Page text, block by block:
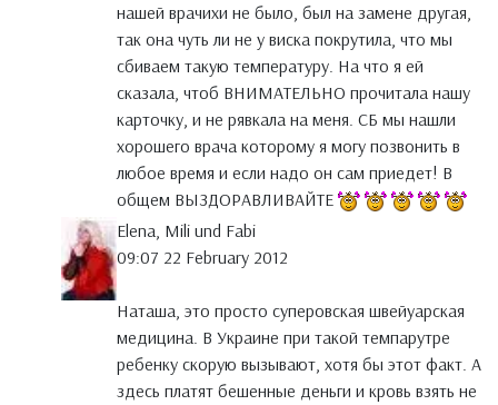
нашей врачихи не было, был на замене другая,
так она чуть ли не у виска покрутила, что мы
сбиваем такую температуру. На что я ей
сказала, чтоб ВНИМАТЕЛЬНО прочитала нашу
карточку, и не рявкала на меня. СБ мы нашли
хорошего врача которому я могу позвонить в
любое время и если надо он сам приедет! В
общем ВЫЗДОРАВЛИВАЙТЕ
Elena, Mili und Fabi
09:07 22 February 2012
Наташа, это просто суперовская швейуарская
медицина. В Украине при такой темпарутре
ребенку скорую вызывают, хотя бы этот факт. А
здесь платят бешенные деньги и кровь взять не